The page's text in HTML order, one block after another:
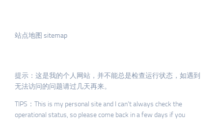
站点地图 sitemap
提示：这是我的个人网站，并不能总是检查运行状态，如遇到
无法访问的问题请过几天再来。
TIPS：This is my personal site and I can’t always check the
operational status, so please come back in a few days if you